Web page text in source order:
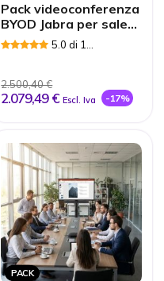
Pack videoconferenza
BYOD Jabra per sale
di piccole dimensioni
5.0 di 1
2.500,40 €
2.079,49 € Escl. Iva -17%
PACK